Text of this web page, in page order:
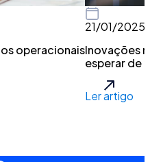
operacionais
21/01/2025
Inovações
esperar de
Ler artigo